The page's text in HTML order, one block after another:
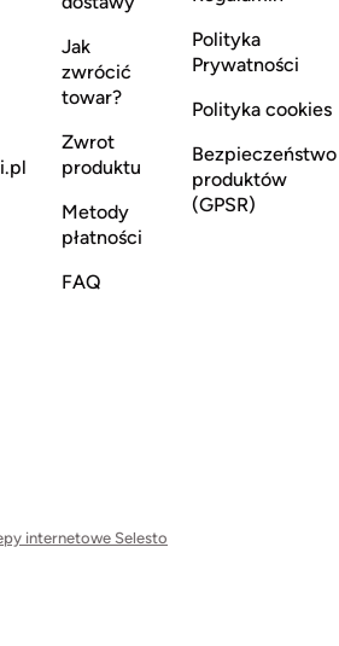
Jak
zwrócić
towar?
Zwrot
produktu
Metody
płatności
FAQ
Polityka
Prywatności
Polityka cookies
Bezpieczeństwo
produktów
(GPSR)
internetowe Selesto